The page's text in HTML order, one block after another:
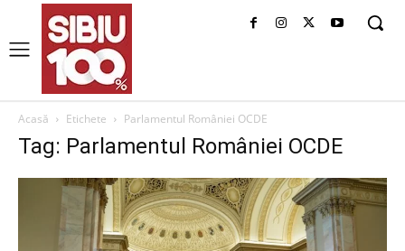
Acasă Etichete Parlamentul României OCDE
Tag: Parlamentul României OCDE